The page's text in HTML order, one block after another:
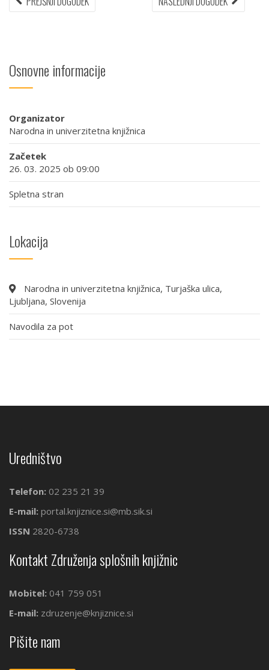
DOGODEK:
Osnovne informacije
Organizator
Narodna in univerzitetna knjižnica
Začetek
26. 03. 2025 ob 09:00
Spletna stran
Lokacija
Narodna in univerzitetna knjižnica, Turjaška ulica,
Ljubljana, Slovenija
Navodila za pot
Uredništvo
Telefon: 02 235 21 39
E-mail: portal.knjiznice.si@mb.sik.si
ISSN 2820-6738
Kontakt Združenja splošnih knjižnic
Mobitel: 041 759 051
E-mail: zdruzenje@knjiznice.si
Pišite nam